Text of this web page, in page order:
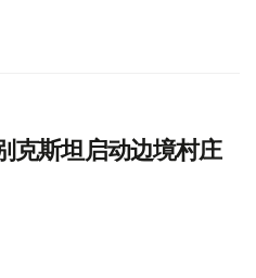
克斯坦启动边境村庄